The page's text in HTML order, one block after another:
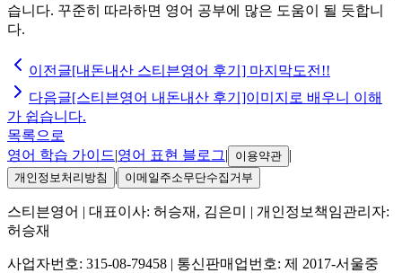
습니다. 꾸준히 따라하면 영어 공부에 많은 도움이 될 듯합니
다.
이전글[내돈내산 스티븐영어 후기] 마지막도전!!
다음글[스티븐영어 내돈내산 후기]이미지로 배우니 이해
가 쉽습니다.
목록으로
영어 학습 가이드|영어 표현 블로그| 이용약관 |
개인정보처리방침 | 이메일주소무단수집거부
스티븐영어 | 대표이사: 허승재, 김은미
| 개인정보책임관리자:
허승재
사업자번호: 315-08-79458 | 통신판매업번호: 제 2017-서울중